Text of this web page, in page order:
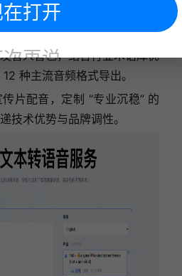
接口集成，适配复杂业务场
音人音色，结合行业术语库优
种主流音频格式导出。
片配音，定制 “专业沉稳” 的
技术优势与品牌调性。
打开
再说